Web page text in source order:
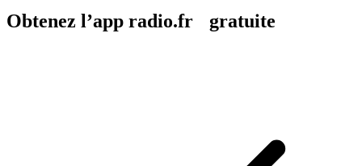
Obtenez l’app radio.fr gratuite